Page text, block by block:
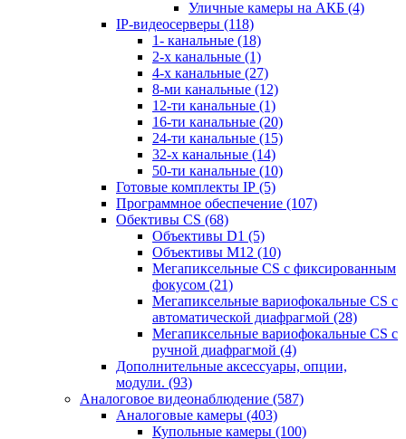
Уличные камеры на АКБ (4)
IP-видеосерверы (118)
1- канальные (18)
2-х канальные (1)
4-х канальные (27)
8-ми канальные (12)
12-ти канальные (1)
16-ти канальные (20)
24-ти канальные (15)
32-х канальные (14)
50-ти канальные (10)
Готовые комплекты IP (5)
Программное обеспечение (107)
Обективы CS (68)
Объективы D1 (5)
Объективы M12 (10)
Мегапиксельные CS c фиксированным
фокусом (21)
Мегапиксельные вариофокальные CS c
автоматической диафрагмой (28)
Мегапиксельные вариофокальные CS c
ручной диафрагмой (4)
Дополнительные аксессуары, опции,
модули. (93)
Аналоговое видеонаблюдение (587)
Аналоговые камеры (403)
Купольные камеры (100)